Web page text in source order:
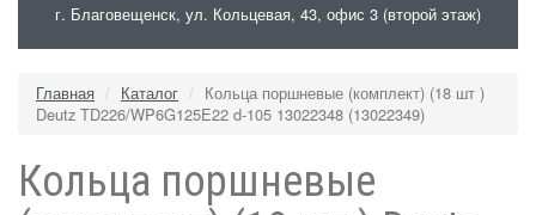
г. Благовещенск, ул. Кольцевая, 43, офис 3 (второй этаж)
Главная Каталог
Кольца поршневые (комплект) (18 шт )
Deutz TD226/WP6G125E22 d-105 13022348 (13022349)
Кольца поршневые